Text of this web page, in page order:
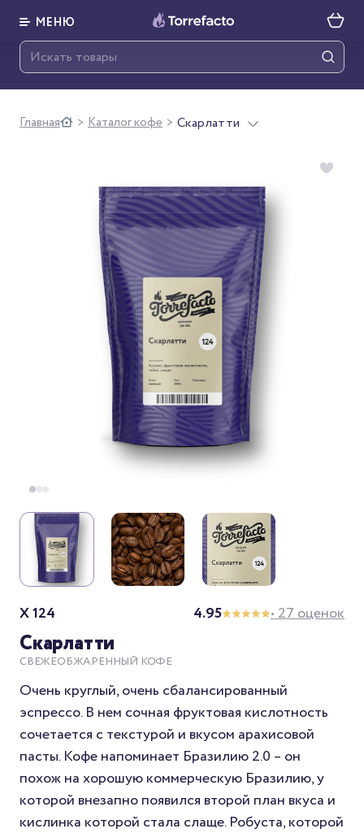
МЕНЮ
Главная > Каталог кофе > Скарлатти
Скарлатти
СВЕЖЕОБЖАРЕННЫЙ КОФЕ
X 124 4.95 • 27 оценок
Очень круглый, очень сбалансированный
эспрессо. В нем сочная фруктовая кислотность
сочетается с текстурой и вкусом арахисовой
пасты. Кофе напоминает Бразилию 2.0 – он
похож на хорошую коммерческую Бразилию, у
которой внезапно появился второй план вкуса и
кислинка которой стала слаще. Робуста, которой